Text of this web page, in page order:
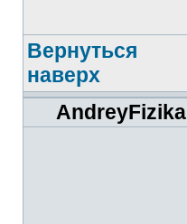
Вернуться
наверх
AndreyFizika